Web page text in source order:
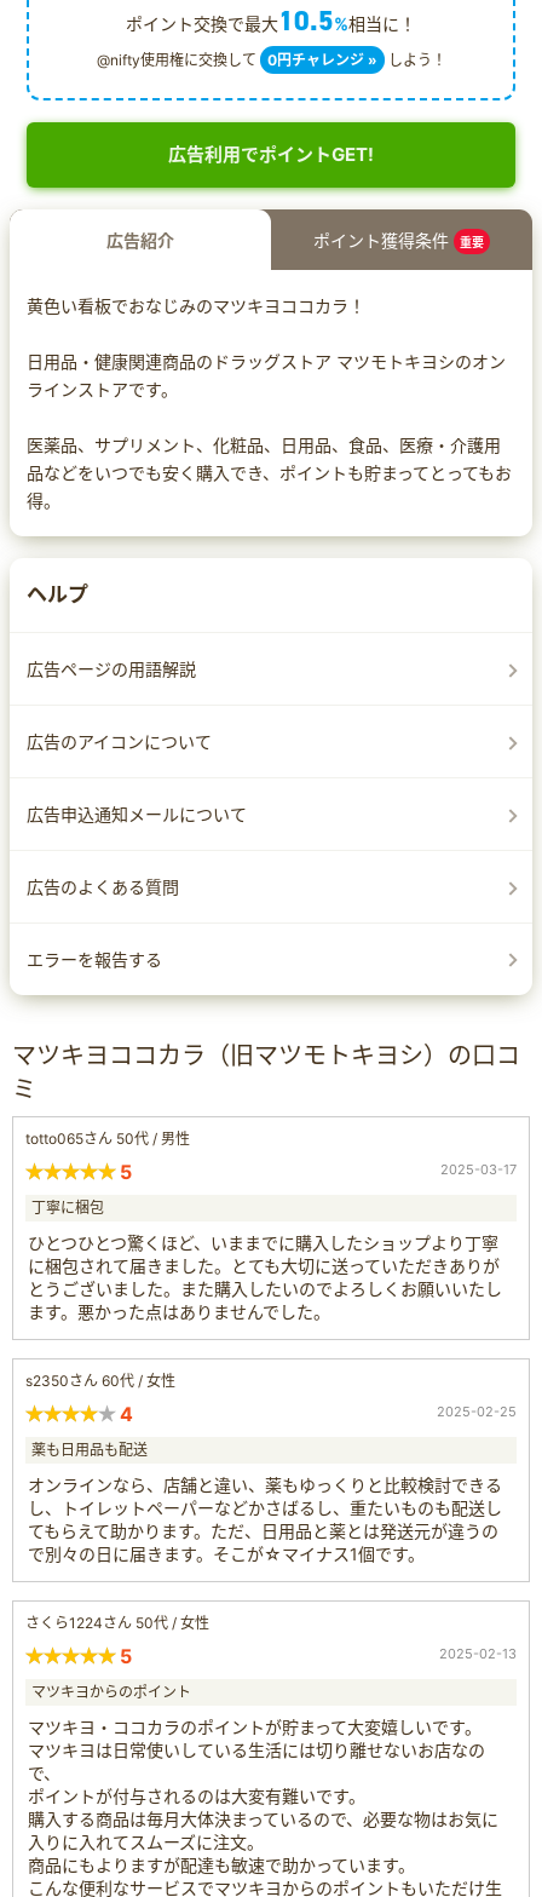
ポイント交換で最大10.5%相当に！
@nifty使用権に交換して 0円チャレンジ » しよう！
広告利用でポイントGET!
広告紹介 ポイント獲得条件 重要
黄色い看板でおなじみのマツキヨココカラ！
日用品・健康関連商品のドラッグストア マツモトキヨシのオン
ラインストアです。
医薬品、サプリメント、化粧品、日用品、食品、医療・介護用
品などをいつでも安く購入でき、ポイントも貯まってとってもお
得。
ヘルプ
広告ページの用語解説
広告のアイコンについて
広告申込通知メールについて
広告のよくある質問
エラーを報告する
マツキヨココカラ（旧マツモトキヨシ）の口コ
ミ
totto065さん 50代 / 男性
5 2025-03-17
丁寧に梱包
ひとつひとつ驚くほど、いままでに購入したショップより丁寧
に梱包されて届きました。とても大切に送っていただきありが
とうございました。また購入したいのでよろしくお願いいたし
ます。悪かった点はありませんでした。
s2350さん 60代 / 女性
4 2025-02-25
薬も日用品も配送
オンラインなら、店舗と違い、薬もゆっくりと比較検討できる
し、トイレットペーパーなどかさばるし、重たいものも配送し
てもらえて助かります。ただ、日用品と薬とは発送元が違うの
で別々の日に届きます。そこが☆マイナス1個です。
さくら1224さん 50代 / 女性
5 2025-02-13
マツキヨからのポイント
マツキヨ・ココカラのポイントが貯まって大変嬉しいです。
マツキヨは日常使いしている生活には切り離せないお店なの
で、
ポイントが付与されるのは大変有難いです。
購入する商品は毎月大体決まっているので、必要な物はお気に
入りに入れてスムーズに注文。
商品にもよりますが配達も敏速で助かっています。
こんな便利なサービスでマツキヨからのポイントもいただけ生